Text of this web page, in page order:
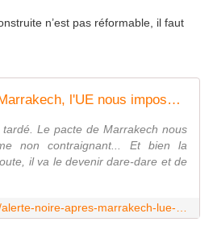
n’est pas réformable, il faut
Alerte noire : après Marrakech, l'UE nous impose la préférence africaine
Le pacte de Marrakech nous
non contraignant... Et bien la
il va le devenir dare-dare et de